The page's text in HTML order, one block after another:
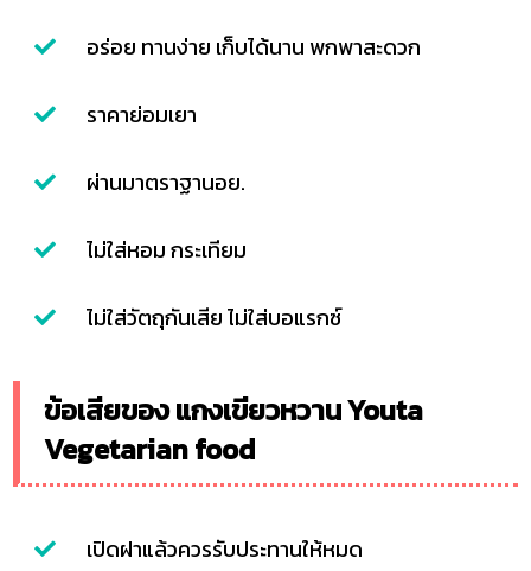
อร่อย ทานง่าย เก็บได้นาน พกพาสะดวก
ราคาย่อมเยา
ผ่านมาตราฐานอย.
ไม่ใส่หอม กระเทียม
ไม่ใส่วัตถุกันเสีย ไม่ใส่บอแรกซ์
ข้อเสียของ แกงเขียวหวาน Youta
Vegetarian food
เปิดฝาแล้วควรรับประทานให้หมด